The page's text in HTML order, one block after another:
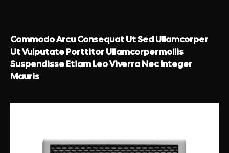
Commodo Arcu Consequat Ut Sed Ullamcorper
Ut Vulputate Porttitor Ullamcorpermollis
Suspendisse Etiam Leo Viverra Nec Integer
Mauris